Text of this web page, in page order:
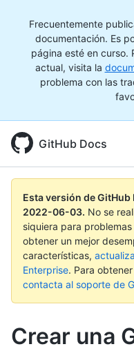
Frecuentemente
documentación. Es
página esté en curso.
actual, visita la
problema con las
GitHub Docs
Esta versión de
2022-06-03. No se
siquiera para
obtener un mejor
características,
Enterprise. Para
contacta al soporte de
Crear una